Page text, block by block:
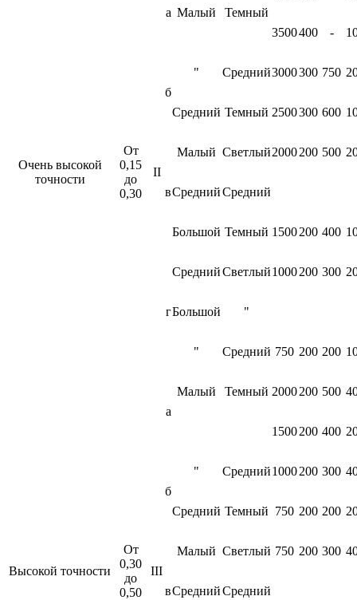
Очень высокой
точности
От
0,15
до
0,30
II
а Малый Темный
3500400 -
б
" Средний3000300 750
Средний Темный 2500300 600
в
Малый Светлый2000200 500
СреднийСредний
Большой Темный 1500200 400
г
СреднийСветлый1000200 300
Большой "
" Средний 750 200 200
Высокой точности
От
0,30
до
0,50
III
а
Малый Темный 2000200 500
1500200 400
б
" Средний1000200 300
Средний Темный 750 200 200
в
Малый Светлый 750 200 300
СреднийСредний